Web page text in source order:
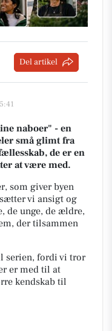
Del artikel
naboer" - en
små glimt fra
de er en
at være med.
som giver byen
vi ansigt og
de unge, de ældre,
der tilsammen
serien, fordi vi tror
er med til at
kendskab til